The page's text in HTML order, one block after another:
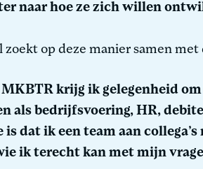
naar hoe ze zich willen
op deze manier samen met
krijg ik gelegenheid
als bedrijfsvoering, HR,
is dat ik een team aan
ik terecht kan met mijn